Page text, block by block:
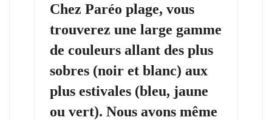
Chez Paréo plage, vous
trouverez une large gamme
de couleurs allant des plus
sobres (noir et blanc) aux
plus estivales (bleu, jaune
ou vert). Nous avons même